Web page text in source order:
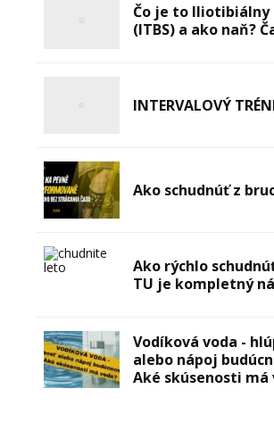
Čo je to Iliotibiálny
(ITBS) a ako naň?
INTERVALOVÝ
Ako schudnúť z
Ako rýchlo
TU je kompletný
Vodíková voda -
alebo nápoj
Aké skúsenosti má